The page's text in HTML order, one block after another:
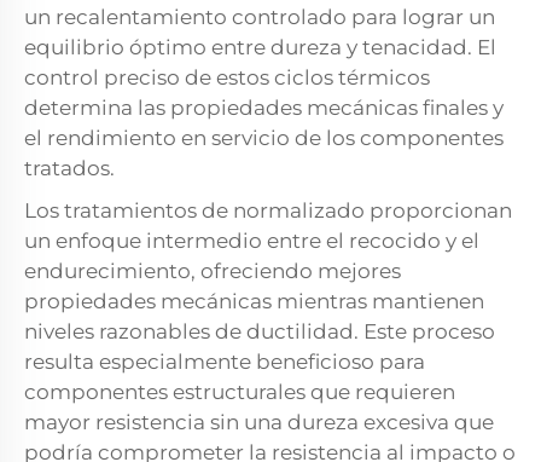
un recalentamiento controlado para lograr un
equilibrio óptimo entre dureza y tenacidad. El
control preciso de estos ciclos térmicos
determina las propiedades mecánicas finales y
el rendimiento en servicio de los componentes
tratados.
Los tratamientos de normalizado proporcionan
un enfoque intermedio entre el recocido y el
endurecimiento, ofreciendo mejores
propiedades mecánicas mientras mantienen
niveles razonables de ductilidad. Este proceso
resulta especialmente beneficioso para
componentes estructurales que requieren
mayor resistencia sin una dureza excesiva que
podría comprometer la resistencia al impacto o